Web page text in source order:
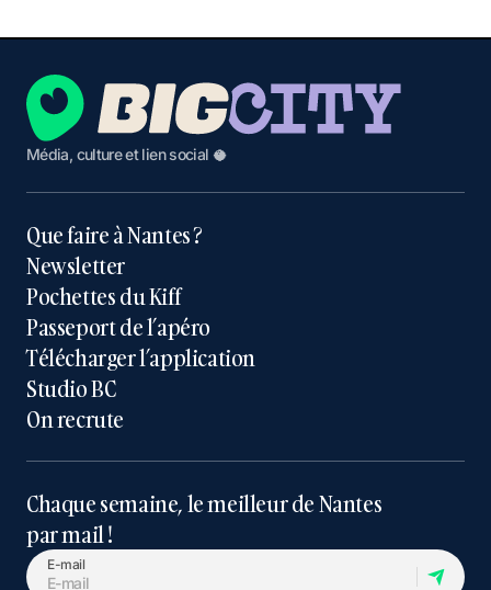
Média, culture et lien social 🥥
Que faire à Nantes ?
Newsletter
Pochettes du Kiff
Passeport de l’apéro
Télécharger l’application
Studio BC
On recrute
Chaque semaine, le meilleur de Nantes
par mail !
E-mail